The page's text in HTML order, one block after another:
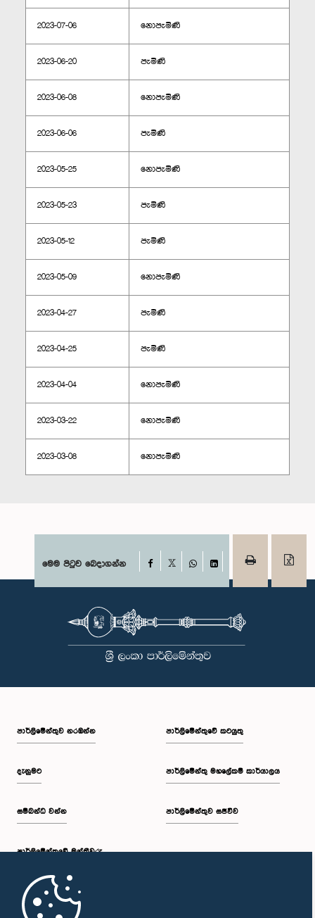
2023-07-06 නොපැමිණි
2023-06-20 පැමිණි
2023-06-08 නොපැමිණි
2023-06-06 පැමිණි
2023-05-25 නොපැමිණි
2023-05-23 පැමිණි
2023-05-12 පැමිණි
2023-05-09 නොපැමිණි
2023-04-27 පැමිණි
2023-04-25 පැමිණි
2023-04-04 නොපැමිණි
2023-03-22 නොපැමිණි
2023-03-08 නොපැමිණි
මෙම පිටුව බෙදාගන්න Facebook
WhatsAppLinkedIn
පාර්ලි‌මේන්තුව නරඹන්න
දැනුමට
සම්බන්ධ වන්න
පාර්ලි‌මේන්තුවේ මන්ත්‍රීවරු
මුල් පිටුව
පාර්ලිමේන්තුවේ කටයුතු
පාර්ලිමේන්තු මහලේකම් කාර්යාලය
පාර්ලිමේන්තුව සජීවීව